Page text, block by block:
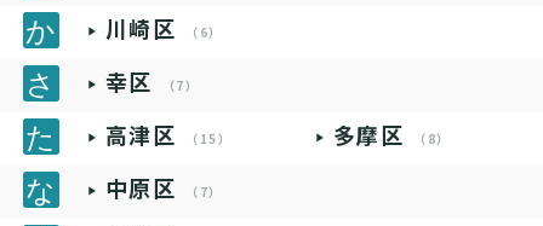
川崎区 （6）
幸区 （7）
高津区 （15） 多摩区 （8）
中原区 （7）